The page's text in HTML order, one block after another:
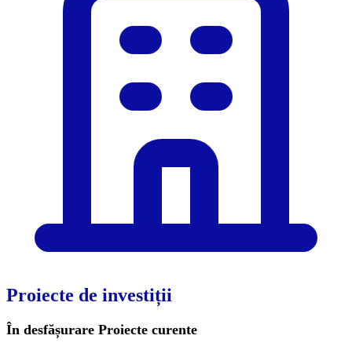
Proiecte de investiții
În desfășurare Proiecte curente